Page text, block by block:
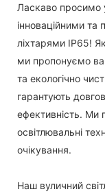
Ласкаво просимо
інноваційними та
ліхтарями IP65!
ми пропонуємо
та екологічно
гарантують
ефективність. Ми
освітлювальні
очікування.
Наш вуличний